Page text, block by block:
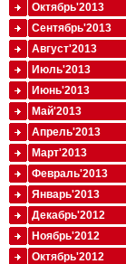
Октябрь'2013
Сентябрь'2013
Август'2013
Июль'2013
Июнь'2013
Май'2013
Апрель'2013
Март'2013
Февраль'2013
Январь'2013
Декабрь'2012
Ноябрь'2012
Октябрь'2012